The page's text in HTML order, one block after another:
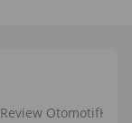
Review Otomotif